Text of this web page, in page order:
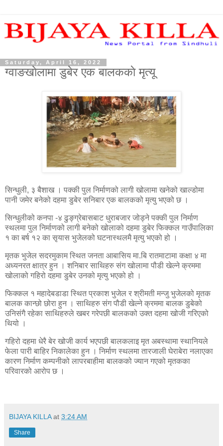
Saturday, April 16, 2022
ग्वाङखाेलामा डुबेर एक बालककाे मृत्यू
सिन्धुली, ३ बैशाख । पक्की पुल निर्माणको लागी खोलामा खनेको खाल्डोमा
पानी जमेर बनेको दहमा डुबेर सनिबार एक बालकको मृत्यु भएको छ ।
सिन्धुलीको कनपा -४ ढुङ्ग्रेबासबाट धुराबजार जोड्ने पक्की पुल निर्माण
स्थलमा पुल निर्माणको लागी बनेको खोलाको दहमा डुबेर फिक्कल गाउँपालिका
१ का बर्ष १२ का सृयास भुजेलको घटनास्थलमै मृत्यु भएको हो ।
मृतक भुजेल सदरमुकाम स्थित जनता आबासिय मा.बि रातमाटामा कक्षा ४ मा
अध्यनरत क्षात्र हुन । शनिबार साथिहरु संग खोलामा पौडी खेल्ने क्रममा
खोलाको गहिरो दहमा डुबेर उनको मृत्यु भएको हो ।
फिक्कल १ महादेबडाडा स्थित प्रकाश भुजेल र श्रीमती मन्जु भुजेलको मृतक
बालक कान्छो छोरा हुन । साथिहरु संग पौडी खेल्ने क्रममा बालक डुबेको
उनिसंगै रहेका साथिहरुले खबर गरेपछी बालकको उक्त दहमा खोजी गरिएको
थियो ।
गहिरो दहमा धेरै बेर खोजी कार्य भएपछी बालकलाइ मृत अबस्थामा स्थानियले
फेला पारी बाहिर निकालेका हुन । निर्माण स्थलमा तारजाली घेराबेरा नलाएका
कारण निर्माण कम्पनीको लापरबाहीमा बालकको ज्यान गएको मृतकका
परिवारको आरोप छ ।
BIJAYA KILLAat 3:24 AM
Share